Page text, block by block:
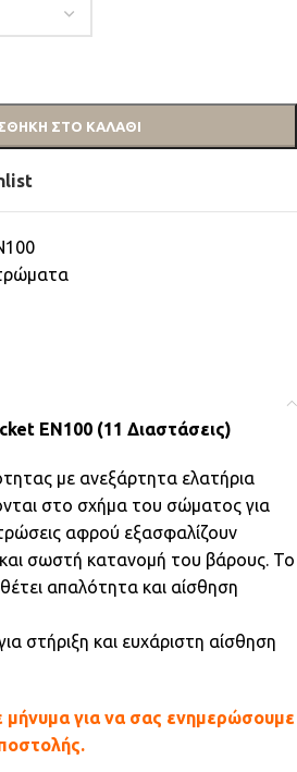
ΣΤΟ ΚΑΛΆΘΙ
EN100 (11 Διαστάσεις)
με ανεξάρτητα ελατήρια
στο σχήμα του σώματος για
αφρού εξασφαλίζουν
σωστή κατανομή του βάρους. Το
απαλότητα και αίσθηση
στήριξη και ευχάριστη αίσθηση
μήνυμα για να σας ενημερώσουμε